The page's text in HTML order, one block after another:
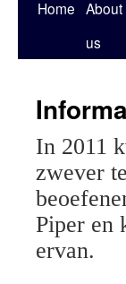
Home About
us
In 2011
zwever
Piper en
ervan.